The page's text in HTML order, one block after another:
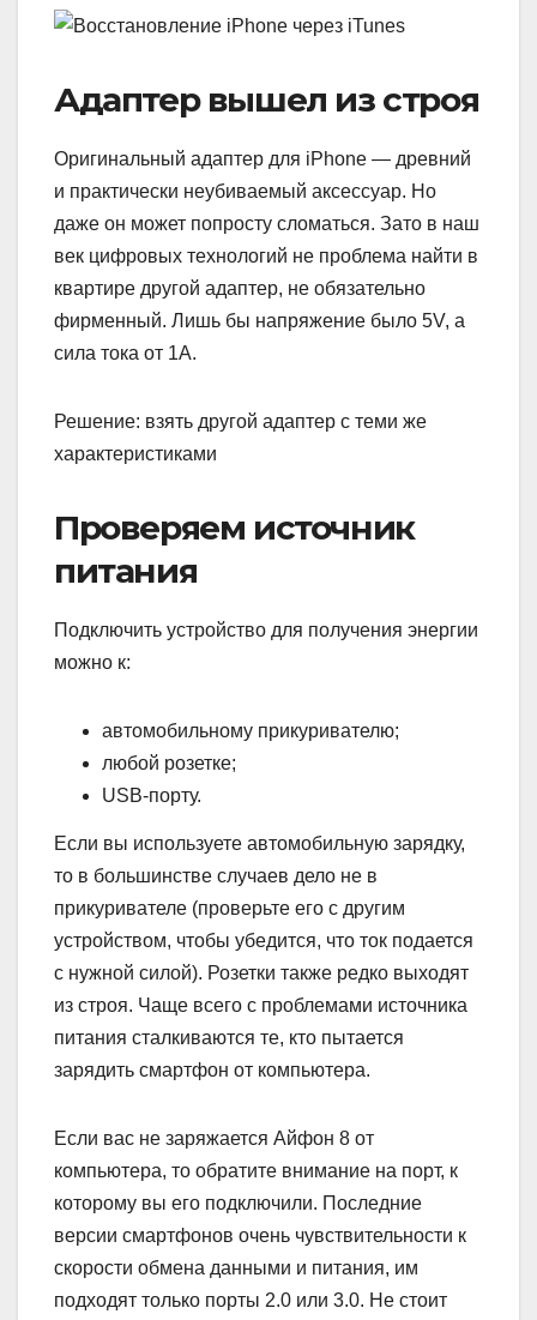
Адаптер вышел из строя
Оригинальный адаптер для iPhone — древний
и практически неубиваемый аксессуар. Но
даже он может попросту сломаться. Зато в наш
век цифровых технологий не проблема найти в
квартире другой адаптер, не обязательно
фирменный. Лишь бы напряжение было 5V, а
сила тока от 1А.
Решение: взять другой адаптер с теми же
характеристиками
Проверяем источник
питания
Подключить устройство для получения энергии
можно к:
автомобильному прикуривателю;
любой розетке;
USB-порту.
Если вы используете автомобильную зарядку,
то в большинстве случаев дело не в
прикуривателе (проверьте его с другим
устройством, чтобы убедится, что ток подается
с нужной силой). Розетки также редко выходят
из строя. Чаще всего с проблемами источника
питания сталкиваются те, кто пытается
зарядить смартфон от компьютера.
Если вас не заряжается Айфон 8 от
компьютера, то обратите внимание на порт, к
которому вы его подключили. Последние
версии смартфонов очень чувствительности к
скорости обмена данными и питания, им
подходят только порты 2.0 или 3.0. Не стоит